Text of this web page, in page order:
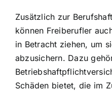
Zusätzlich zur
können Freiberufler
in Betracht ziehen, um
abzusichern. Dazu
Schäden bietet, die im